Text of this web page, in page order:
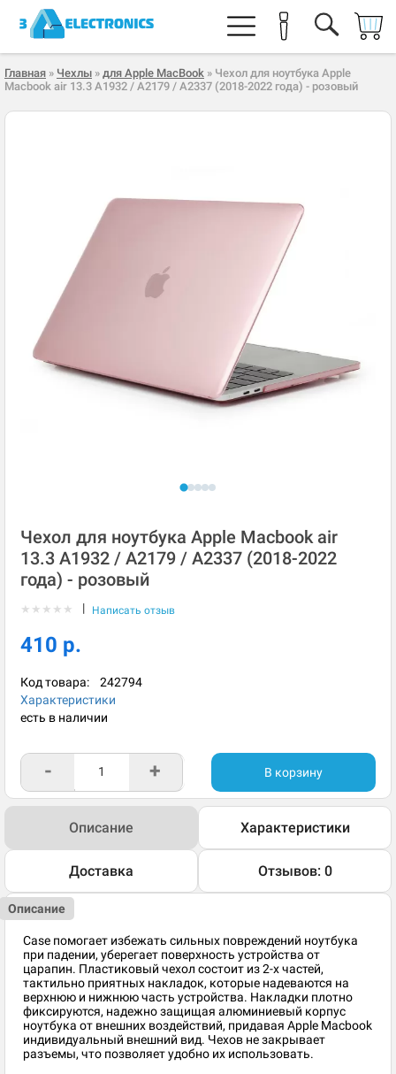
Главная » Чехлы » для Apple MacBook » Чехол для ноутбука Apple
Macbook air 13.3 A1932 / A2179 / A2337 (2018-2022 года) - розовый
Чехол для ноутбука Apple Macbook air
13.3 A1932 / A2179 / A2337 (2018-2022
года) - розовый
★ ★ ★ ★ ★ | Написать отзыв
410 р.
Код товара: 242794
Характеристики
есть в наличии
- + В корзину
Описание Характеристики
Доставка Отзывов: 0
Описание
Case помогает избежать сильных повреждений ноутбука
при падении, уберегает поверхность устройства от
царапин. Пластиковый чехол состоит из 2-х частей,
тактильно приятных накладок, которые надеваются на
верхнюю и нижнюю часть устройства. Накладки плотно
фиксируются, надежно защищая алюминиевый корпус
ноутбука от внешних воздействий, придавая Apple Macbook
индивидуальный внешний вид. Чехов не закрывает
разъемы, что позволяет удобно их использовать.